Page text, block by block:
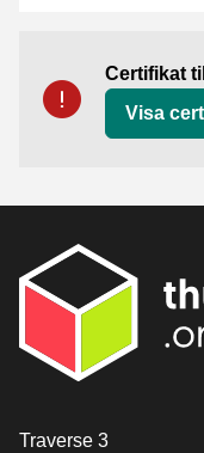
Certifikat
Visa
[_General:Contact]
Traverse 3